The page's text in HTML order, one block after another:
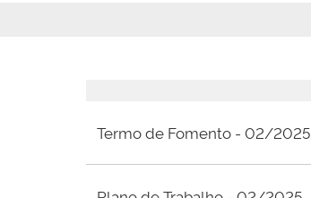
Termo de Fomento - 02/2025